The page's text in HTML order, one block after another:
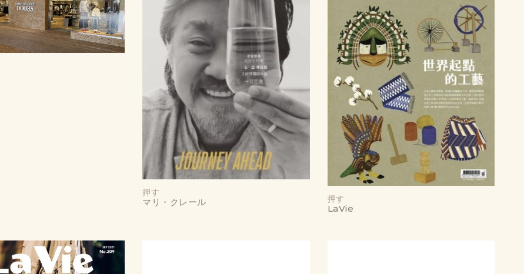
押す
マリ・クレール 押す
LaVie